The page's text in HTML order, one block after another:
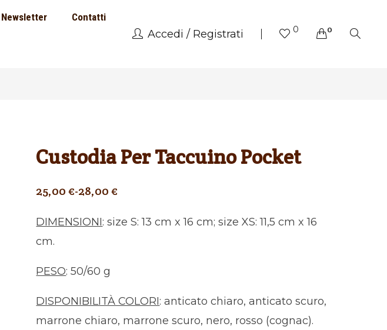
Newsletter Contatti
Accedi Registrati 0 0
Custodia Per Taccuino Pocket
25,00€-28,00€
DIMENSIONI: size S: 13 cm x 16 cm; size XS: 11,5 cm x 16
cm.
PESO: 50/60 g
DISPONIBILITÀ COLORI: anticato chiaro, anticato scuro,
marrone chiaro, marrone scuro, nero, rosso (cognac).